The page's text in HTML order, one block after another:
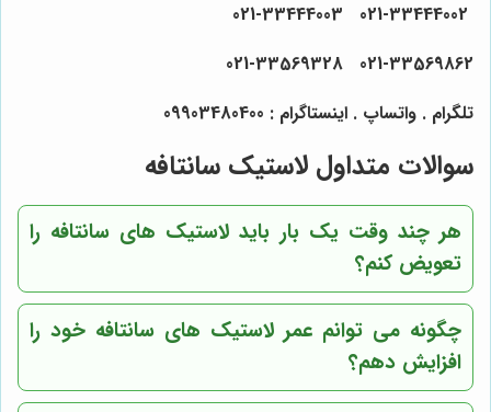
021-33444002 021-33444003
021-33569862
021-33569328
تلگرام . واتساپ . اینستاگرام : 09903480400
سوالات متداول لاستیک سانتافه
هر چند وقت یک بار باید لاستیک های سانتافه را
تعویض کنم؟
چگونه می توانم عمر لاستیک های سانتافه خود را
افزایش دهم؟